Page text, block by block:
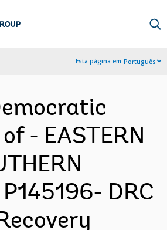
Esta página em:Português
- EASTERN
DRC